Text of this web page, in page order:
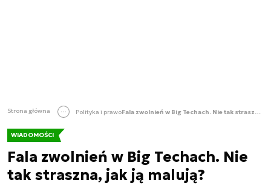
Strona główna Polityka i prawo Fala zwolnień w Big Techach. Nie tak straszna, jak ją malują?
WIADOMOŚCI
Fala zwolnień w Big Techach. Nie
tak straszna, jak ją malują?